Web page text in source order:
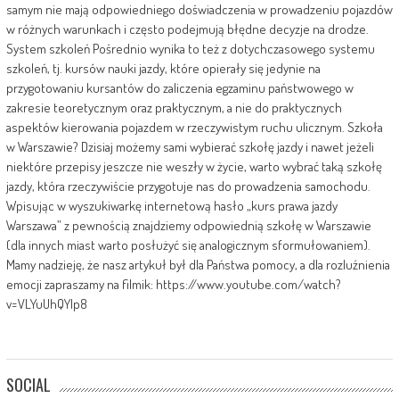
samym nie mają odpowiedniego doświadczenia w prowadzeniu pojazdów
w różnych warunkach i często podejmują błędne decyzje na drodze.
System szkoleń Pośrednio wynika to też z dotychczasowego systemu
szkoleń, tj. kursów nauki jazdy, które opierały się jedynie na
przygotowaniu kursantów do zaliczenia egzaminu państwowego w
zakresie teoretycznym oraz praktycznym, a nie do praktycznych
aspektów kierowania pojazdem w rzeczywistym ruchu ulicznym. Szkoła
w Warszawie? Dzisiaj możemy sami wybierać szkołę jazdy i nawet jeżeli
niektóre przepisy jeszcze nie weszły w życie, warto wybrać taką szkołę
jazdy, która rzeczywiście przygotuje nas do prowadzenia samochodu.
Wpisując w wyszukiwarkę internetową hasło „kurs prawa jazdy
Warszawa” z pewnością znajdziemy odpowiednią szkołę w Warszawie
(dla innych miast warto posłużyć się analogicznym sformułowaniem).
Mamy nadzieję, że nasz artykuł był dla Państwa pomocy, a dla rozluźnienia
emocji zapraszamy na filmik: https://www.youtube.com/watch?
v=VLYuUhQYIp8
SOCIAL